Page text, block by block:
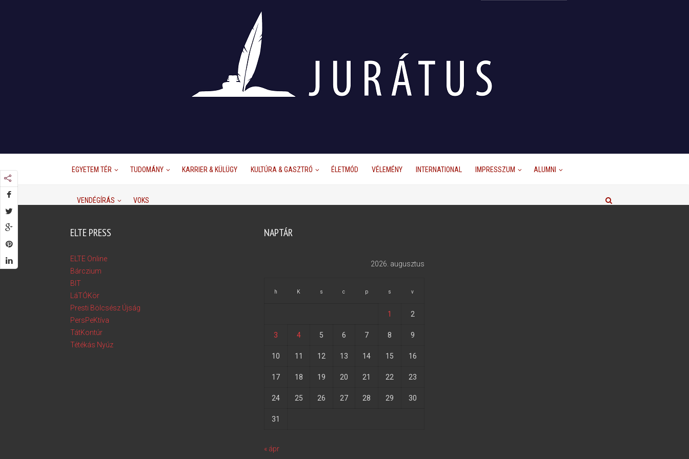
EGYETEM TÉR TUDOMÁNY KARRIER & KÜLÜGY KULTÚRA & GASZTRÓ ÉLETMÓD VÉLEMÉNY INTERNATIONAL IMPRESSZUM ALUMNI
VENDÉGÍRÁS VOKS
ELTE PRESS
ELTE Online
Bárczium
BIT
LáTÓKör
Presti Bölcsész Újság
PersPeKtíva
TátKontúr
Tétékás Nyúz
NAPTÁR
2026. augusztus
h K s c p s v
1 2
3 4 5 6 7 8 9
10 11 12 13 14 15 16
17 18 19 20 21 22 23
24 25 26 27 28 29 30
31
« ápr